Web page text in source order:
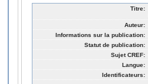
Titre:
Auteur:
Informations sur la publication:
Statut de publication:
Sujet CREF:
Langue:
Identificateurs: